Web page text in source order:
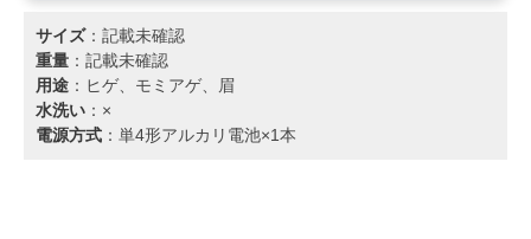
サイズ：記載未確認
重量 ：記載未確認
用途 ：ヒゲ、モミアゲ、眉
水洗い ：×
電源方式 ：単4形アルカリ電池×1本